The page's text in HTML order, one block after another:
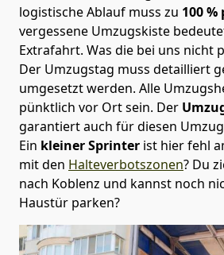
logistische Ablauf muss zu 100 %
vergessene Umzugskiste
Extrafahrt. Was die bei uns nicht
Der Umzugstag muss detailliert
umgesetzt werden. Alle
pünktlich vor Ort sein. Der
garantiert auch für diesen
Ein kleiner Sprinter ist hier fehl
mit den Halteverbotszonen? Du
nach Koblenz und kannst noch
Haustür parken?